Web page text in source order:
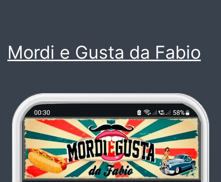
Mordi e Gusta da Fabio